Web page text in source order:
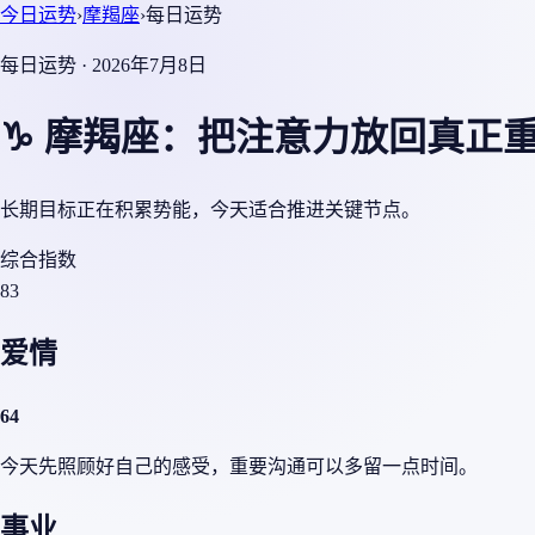
今日运势›摩羯座›每日运势
每日运势 · 2026年7月8日
♑ 摩羯座：把注意力放回真正
长期目标正在积累势能，今天适合推进关键节点。
综合指数
83
爱情
64
今天先照顾好自己的感受，重要沟通可以多留一点时间。
事业